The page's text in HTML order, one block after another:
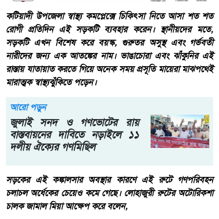
​কটিয়াদী উপজেলা স্বাস্থ্য কমপ্লেক্সে চিকিৎসা নিতে আসা শত শত
রোগী প্রতিদিন এই সড়কটি ব্যবহার করেন। স্থানীয়দের মতে,
সড়কটি এখন বিশেষ করে বয়স্ক, গুরুতর অসুস্থ এবং গর্ভবতী
নারীদের জন্য এক আতঙ্কের নাম। ভাঙাচোরা এবং ঝাঁকুনির এই
রাস্তায় যাতায়াত করতে গিয়ে অনেক সময় প্রসূতি মায়েরা মাঝপথেই
মারাত্মক স্বাস্থ্যঝুঁকিতে পড়েন।
আরো পড়ুন
জুলাই সনদ ও গণভোটের রায়
বাস্তবায়নের দাবিতে নড়াইলে ১১
দলীয় ঐক্যের গণমিছিল
​সড়কের এই কঙ্কালসার অবস্থার কারণে এই রুটে গণপরিবহন
চলাচল অর্ধেকের চেয়েও কমে গেছে। লোহাজুরী রুটের অটোরিকশা
চালক জামাল মিয়া আক্ষেপ করে বলেন,